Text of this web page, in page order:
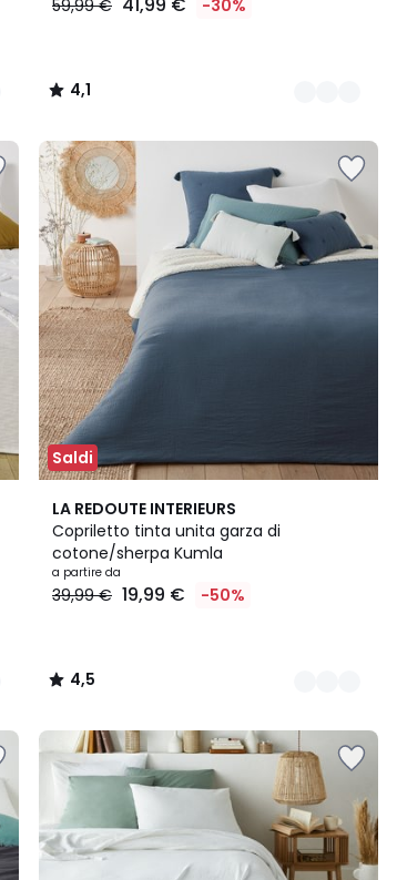
59,99 € -30%
4,1
/
Saldi
LA REDOUTE INTERIEURS
Copriletto tinta unita garza di
cotone/sherpa Kumla
a partire da
39,99 € 19,99 € -50%
4,5
/ 5
4
Colori
4,5
/